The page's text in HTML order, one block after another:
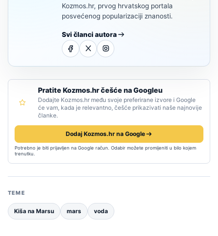
Kozmos.hr, prvog hrvatskog portala
posvećenog popularizaciji znanosti.
Svi članci autora
Pratite Kozmos.hr češće na Googleu
Dodajte Kozmos.hr među svoje preferirane izvore i Google
će vam, kada je relevantno, češće prikazivati naše najnovije
članke.
Dodaj Kozmos.hr na Google
Potrebno je biti prijavljen na Google račun. Odabir možete promijeniti u bilo kojem
trenutku.
TEME
Kiša na Marsu mars voda